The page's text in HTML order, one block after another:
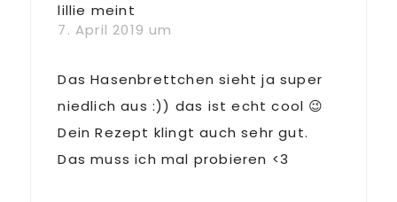
lillie meint
7. April 2019 um
Das Hasenbrettchen sieht ja super
niedlich aus :)) das ist echt cool 😉
Dein Rezept klingt auch sehr gut.
Das muss ich mal probieren <3